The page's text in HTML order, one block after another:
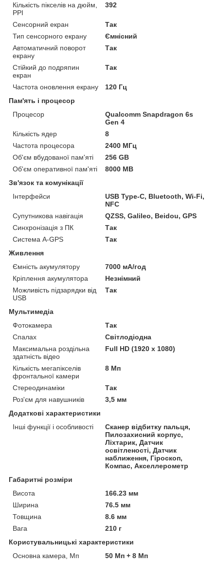
Кількість пікселів на дюйм,
PPI
392
Сенсорний екран
Так
Тип сенсорного екрану
Ємнісний
Автоматичний поворот
екрану
Так
Стійкий до подряпин
екран
Так
Частота оновлення екрану
120 Гц
Пам'ять і процесор
Процесор
Qualcomm Snapdragon 6s
Gen 4
Кількість ядер
8
Частота процесора
2400 МГц
Об'єм вбудованої пам'яті
256 GB
Об'єм оперативної пам'яті
8000 MB
Зв'язок та комунікації
Інтерфейси
USB Type-C, Bluetooth, Wi-Fi,
NFC
Супутникова навігація
QZSS, Galileo, Beidou, GPS
Синхронізація з ПК
Так
Система A-GPS
Так
Живлення
Ємність акумулятору
7000 мА/год
Кріплення акумулятора
Незнімний
Можливість підзарядки від
USB
Так
Мультимедіа
Фотокамера
Так
Спалах
Світлодіодна
Максимальна роздільна
здатність відео
Full HD (1920 x 1080)
Кількість мегапікселів
фронтальної камери
8 Мп
Стереодинаміки
Так
Роз'єм для навушників
3,5 мм
Додаткові характеристики
Інші функції і особливості
Сканер відбитку пальця,
Пилозахисний корпус,
Ліхтарик, Датчик
освітленості, Датчик
наближення, Гіроскоп,
Компас, Акселлерометр
Габаритні розміри
Висота
166.23 мм
Ширина
76.5 мм
Товщина
8.6 мм
Вага
210 г
Користувальницькі характеристики
Основна камера, Мп
50 Мп + 8 Мп